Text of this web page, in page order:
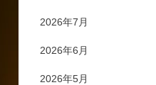
2026年7月
2026年6月
2026年5月